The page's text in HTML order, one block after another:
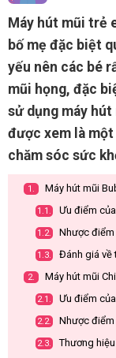
Máy hút mũi trẻ
bố mẹ đặc biệt
yếu nên các bé
mũi họng, đặc
sử dụng máy
được xem là
chăm sóc sức
1. Máy hút mũi
1.1. Ưu điểm
1.2. Nhược điểm
1.3. Đánh giá về
2. Máy hút mũi
2.1. Ưu điểm
2.2. Nhược điểm
2.3. Thương